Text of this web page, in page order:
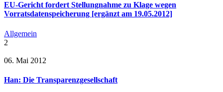
EU-Gericht fordert Stellungnahme zu Klage wegen
Vorratsdatenspeicherung [ergänzt am 19.05.2012]
Allgemein
2
06. Mai 2012
Han: Die Transparenzgesellschaft